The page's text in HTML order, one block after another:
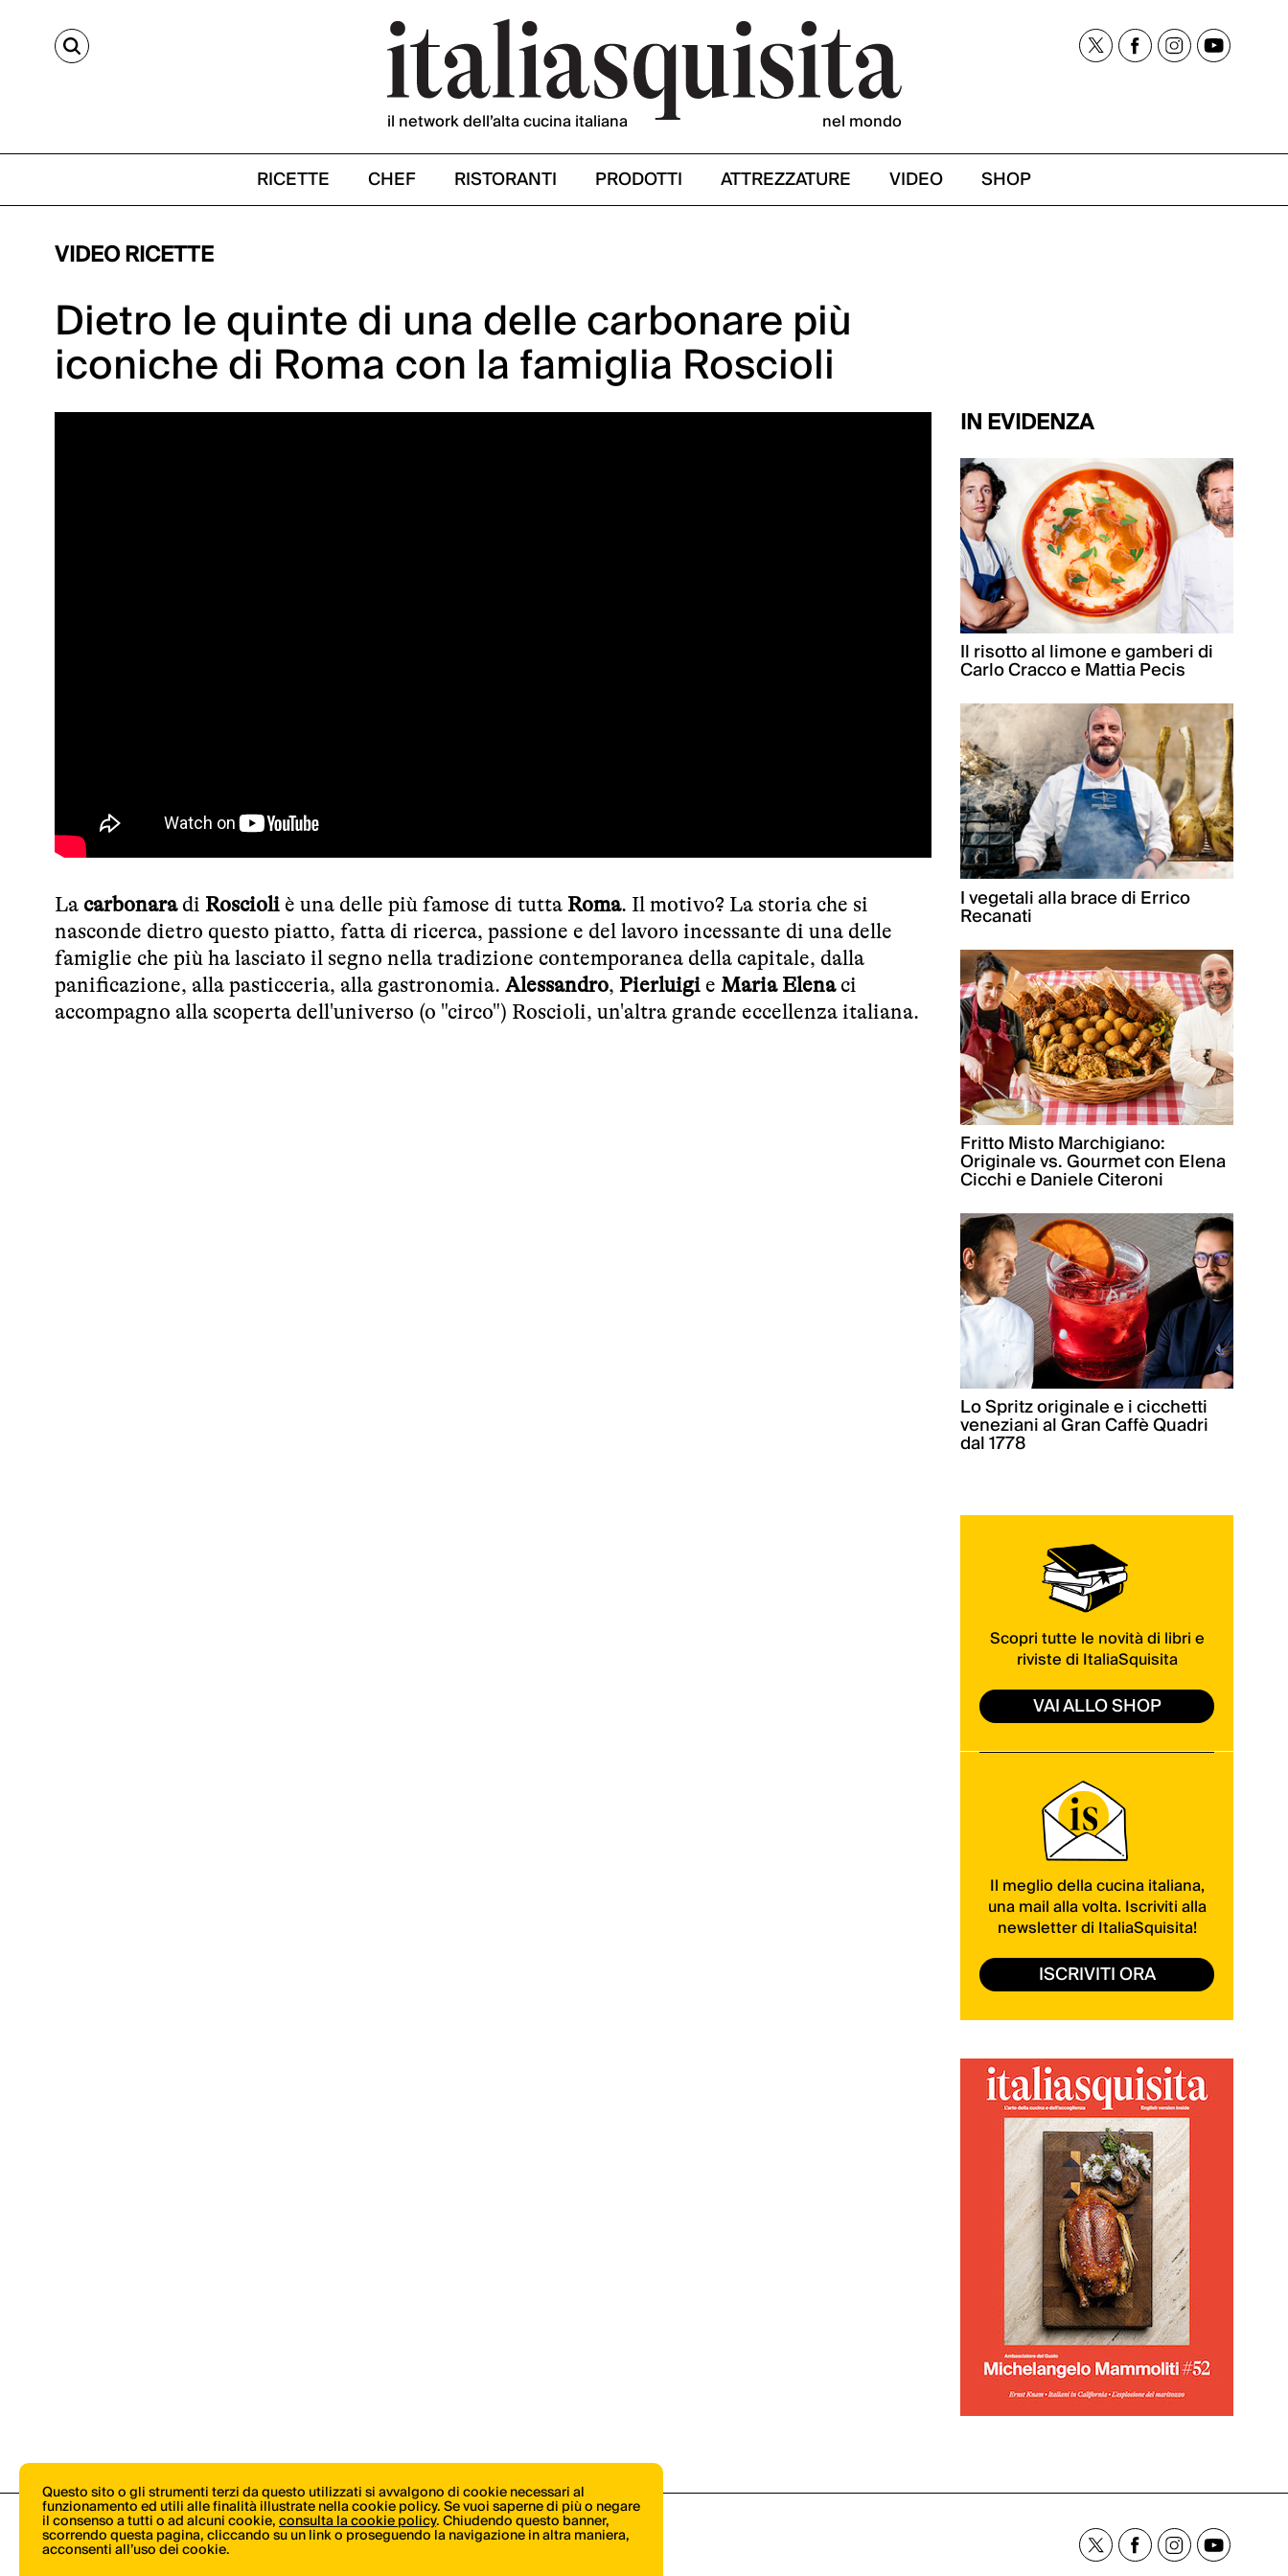
CERCA
il network dell’alta cucina italiana nel mondo
RICETTE CHEF RISTORANTI PRODOTTI ATTREZZATURE VIDEO SHOP
VIDEO RICETTE
Dietro le quinte di una delle carbonare più
iconiche di Roma con la famiglia Roscioli
La carbonara di Roscioli è una delle più famose di tutta Roma. Il motivo? La storia che si
nasconde dietro questo piatto, fatta di ricerca, passione e del lavoro incessante di una delle
famiglie che più ha lasciato il segno nella tradizione contemporanea della capitale, dalla
panificazione, alla pasticceria, alla gastronomia. Alessandro, Pierluigi e Maria Elena ci
accompagno alla scoperta dell'universo (o "circo") Roscioli, un'altra grande eccellenza italiana.
IN EVIDENZA
Il risotto al limone e gamberi di
Carlo Cracco e Mattia Pecis
I vegetali alla brace di Errico
Recanati
Fritto Misto Marchigiano:
Originale vs. Gourmet con Elena
Cicchi e Daniele Citeroni
Lo Spritz originale e i cicchetti
veneziani al Gran Caffè Quadri
dal 1778
Scopri tutte le novità di libri e
riviste di ItaliaSquisita
VAI ALLO SHOP
Il meglio della cucina italiana,
una mail alla volta. Iscriviti alla
newsletter di ItaliaSquisita!
ISCRIVITI ORA
Questo sito o gli strumenti terzi da questo utilizzati si avvalgono di cookie necessari al
funzionamento ed utili alle finalità illustrate nella cookie policy. Se vuoi saperne di più o negare
il consenso a tutti o ad alcuni cookie,consulta la cookie policy. Chiudendo questo banner,
scorrendo questa pagina, cliccando su un link o proseguendo la navigazione in altra maniera,
acconsenti all’uso dei cookie.